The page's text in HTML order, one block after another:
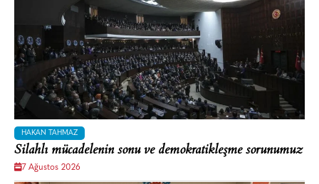
HAKAN TAHMAZ
Silahlı mücadelenin sonu ve demokratikleşme sorunumuz
7 Ağustos 2026